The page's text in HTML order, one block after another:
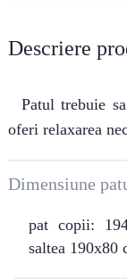
Descriere
Patul trebuie
oferi relaxarea
Dimensiune
pat copii:
saltea 190x80